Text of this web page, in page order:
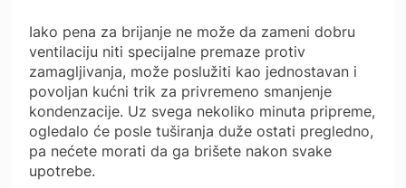
Iako pena za brijanje ne može da zameni dobru
ventilaciju niti specijalne premaze protiv
zamagljivanja, može poslužiti kao jednostavan i
povoljan kućni trik za privremeno smanjenje
kondenzacije. Uz svega nekoliko minuta pripreme,
ogledalo će posle tuširanja duže ostati pregledno,
pa nećete morati da ga brišete nakon svake
upotrebe.